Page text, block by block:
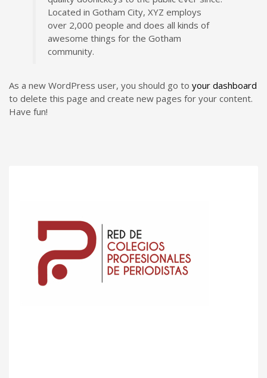
Located in Gotham City, XYZ employs
over 2,000 people and does all kinds of
awesome things for the Gotham
community.
As a new WordPress user, you should go to your dashboard
to delete this page and create new pages for your content.
Have fun!